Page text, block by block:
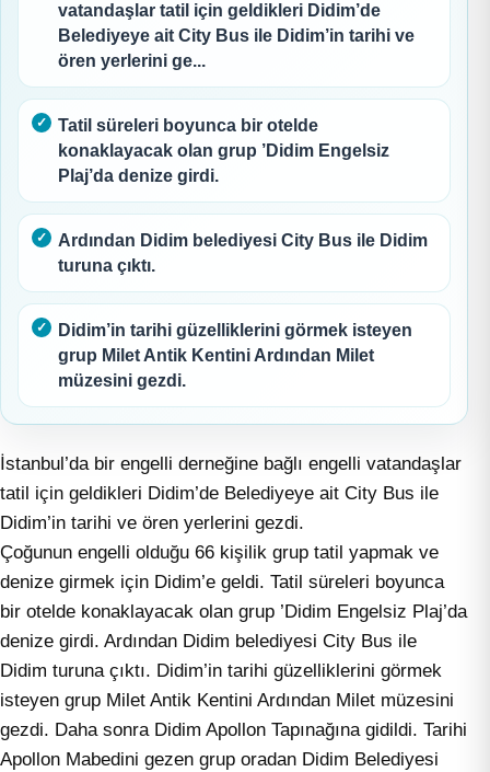
vatandaşlar tatil için geldikleri Didim’de
Belediyeye ait City Bus ile Didim’in tarihi ve
ören yerlerini ge...
Tatil süreleri boyunca bir otelde
konaklayacak olan grup ’Didim Engelsiz
Plaj’da denize girdi.
Ardından Didim belediyesi City Bus ile Didim
turuna çıktı.
Didim’in tarihi güzelliklerini görmek isteyen
grup Milet Antik Kentini Ardından Milet
müzesini gezdi.
İstanbul’da bir engelli derneğine bağlı engelli vatandaşlar
tatil için geldikleri Didim’de Belediyeye ait City Bus ile
Didim’in tarihi ve ören yerlerini gezdi.
Çoğunun engelli olduğu 66 kişilik grup tatil yapmak ve
denize girmek için Didim’e geldi. Tatil süreleri boyunca
bir otelde konaklayacak olan grup ’Didim Engelsiz Plaj’da
denize girdi. Ardından Didim belediyesi City Bus ile
Didim turuna çıktı. Didim’in tarihi güzelliklerini görmek
isteyen grup Milet Antik Kentini Ardından Milet müzesini
gezdi. Daha sonra Didim Apollon Tapınağına gidildi. Tarihi
Apollon Mabedini gezen grup oradan Didim Belediyesi